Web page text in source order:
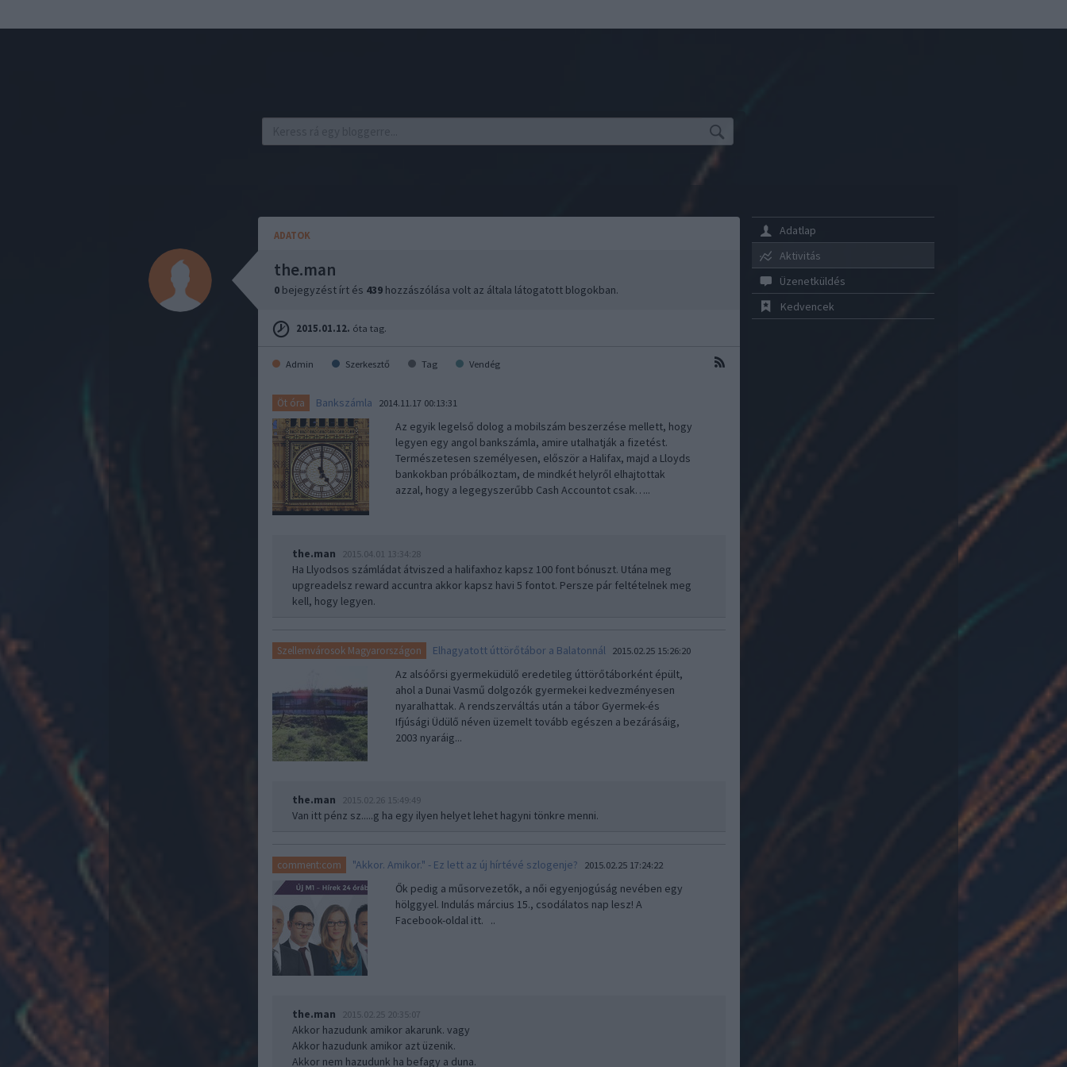
ADATOK
the.man
0 bejegyzést írt és 439 hozzászólása volt az általa látogatott blogokban.
2015.01.12. óta tag.
Admin Szerkesztő Tag Vendég
Öt óra Bankszámla 2014.11.17 00:13:31
Az egyik legelső dolog a mobilszám beszerzése mellett, hogy
legyen egy angol bankszámla, amire utalhatják a fizetést.
Természetesen személyesen, először a Halifax, majd a Lloyds
bankokban próbálkoztam, de mindkét helyről elhajtottak
azzal, hogy a legegyszerűbb Cash Accountot csak…..
the.man 2015.04.01 13:34:28
Ha Llyodsos számládat átviszed a halifaxhoz kapsz 100 font bónuszt. Utána meg
upgreadelsz reward accuntra akkor kapsz havi 5 fontot. Persze pár feltételnek meg
kell, hogy legyen.
Szellemvárosok Magyarországon Elhagyatott úttörőtábor a Balatonnál 2015.02.25 15:26:20
Az alsóőrsi gyermeküdülő eredetileg úttörőtáborként épült,
ahol a Dunai Vasmű dolgozók gyermekei kedvezményesen
nyaralhattak. A rendszerváltás után a tábor Gyermek-és
Ifjúsági Üdülő néven üzemelt tovább egészen a bezárásáig,
2003 nyaráig...
the.man 2015.02.26 15:49:49
Van itt pénz sz.....g ha egy ilyen helyet lehet hagyni tönkre menni.
comment:com "Akkor. Amikor." - Ez lett az új hírtévé szlogenje? 2015.02.25 17:24:22
Ők pedig a műsorvezetők, a női egyenjogúság nevében egy
hölggyel. Indulás március 15., csodálatos nap lesz! A
Facebook-oldal itt. ..
the.man 2015.02.25 20:35:07
Akkor hazudunk amikor akarunk. vagy
Akkor hazudunk amikor azt üzenik.
Akkor nem hazudunk ha befagy a duna.
Adatlap
Aktivitás
Üzenetküldés
Kedvencek